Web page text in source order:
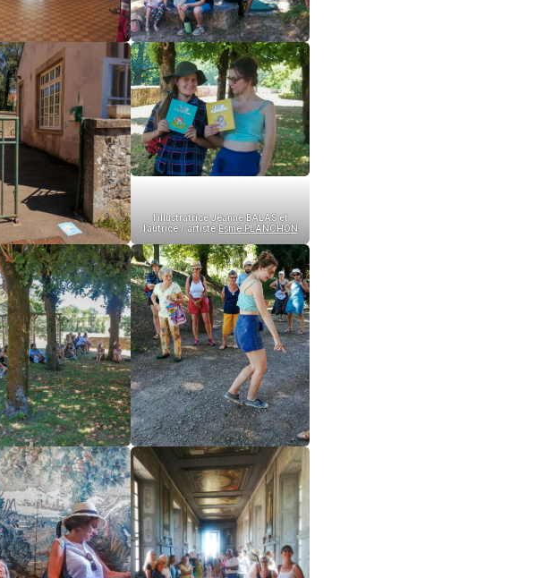
l’illustratrice Jeanne BALAS et
l’autrice / artisteEsmé PLANCHON